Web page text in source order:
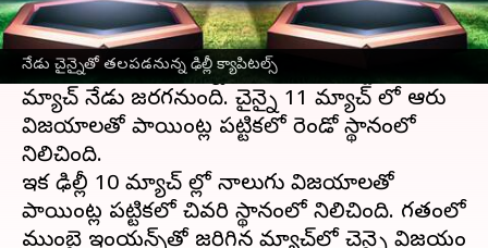
నేడు చైన్నైతో తలపడనున్న ఢిల్లీ క్యాపిటల్స్
ఇండియన్ ప్రీమియర్ లీగ్లో భాగంగా 55వ మ్యాచ్ లో
ఢిల్లీ క్యాపిటల్స్, చైన్నై సూపర్ కింగ్స్
తలపడనున్నాయి. చైన్నైలోని చిదంబరం స్టేడియంలో ఈ
మ్యాచ్ నేడు జరగనుంది. చైన్నై 11 మ్యాచ్ లో ఆరు
విజయాలతో పాయింట్ల పట్టికలో రెండో స్థానంలో
నిలిచింది.
ఇక ఢిల్లీ 10 మ్యాచ్ ల్లో నాలుగు విజయాలతో
పాయింట్ల పట్టికలో చివరి స్థానంలో నిలిచింది. గతంలో
ముంబై ఇండియన్స్‌తో జరిగిన మ్యాచ్‌లో చెన్నై విజయం